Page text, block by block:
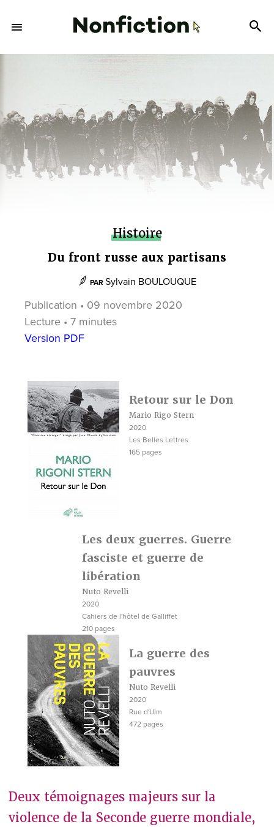
Histoire
Du front russe aux partisans
PAR Sylvain BOULOUQUE
Publication • 09 novembre 2020
Lecture • 7 minutes
Version PDF
Retour sur le Don
Mario Rigo Stern
2020
Les Belles Lettres
165 pages
Les deux guerres. Guerre
fasciste et guerre de
libération
Nuto Revelli
2020
Cahiers de l'hôtel de Galliffet
210 pages
La guerre des
pauvres
Nuto Revelli
2020
Rue d'Ulm
472 pages
Deux témoignages majeurs sur la
violence de la Seconde guerre mondiale,